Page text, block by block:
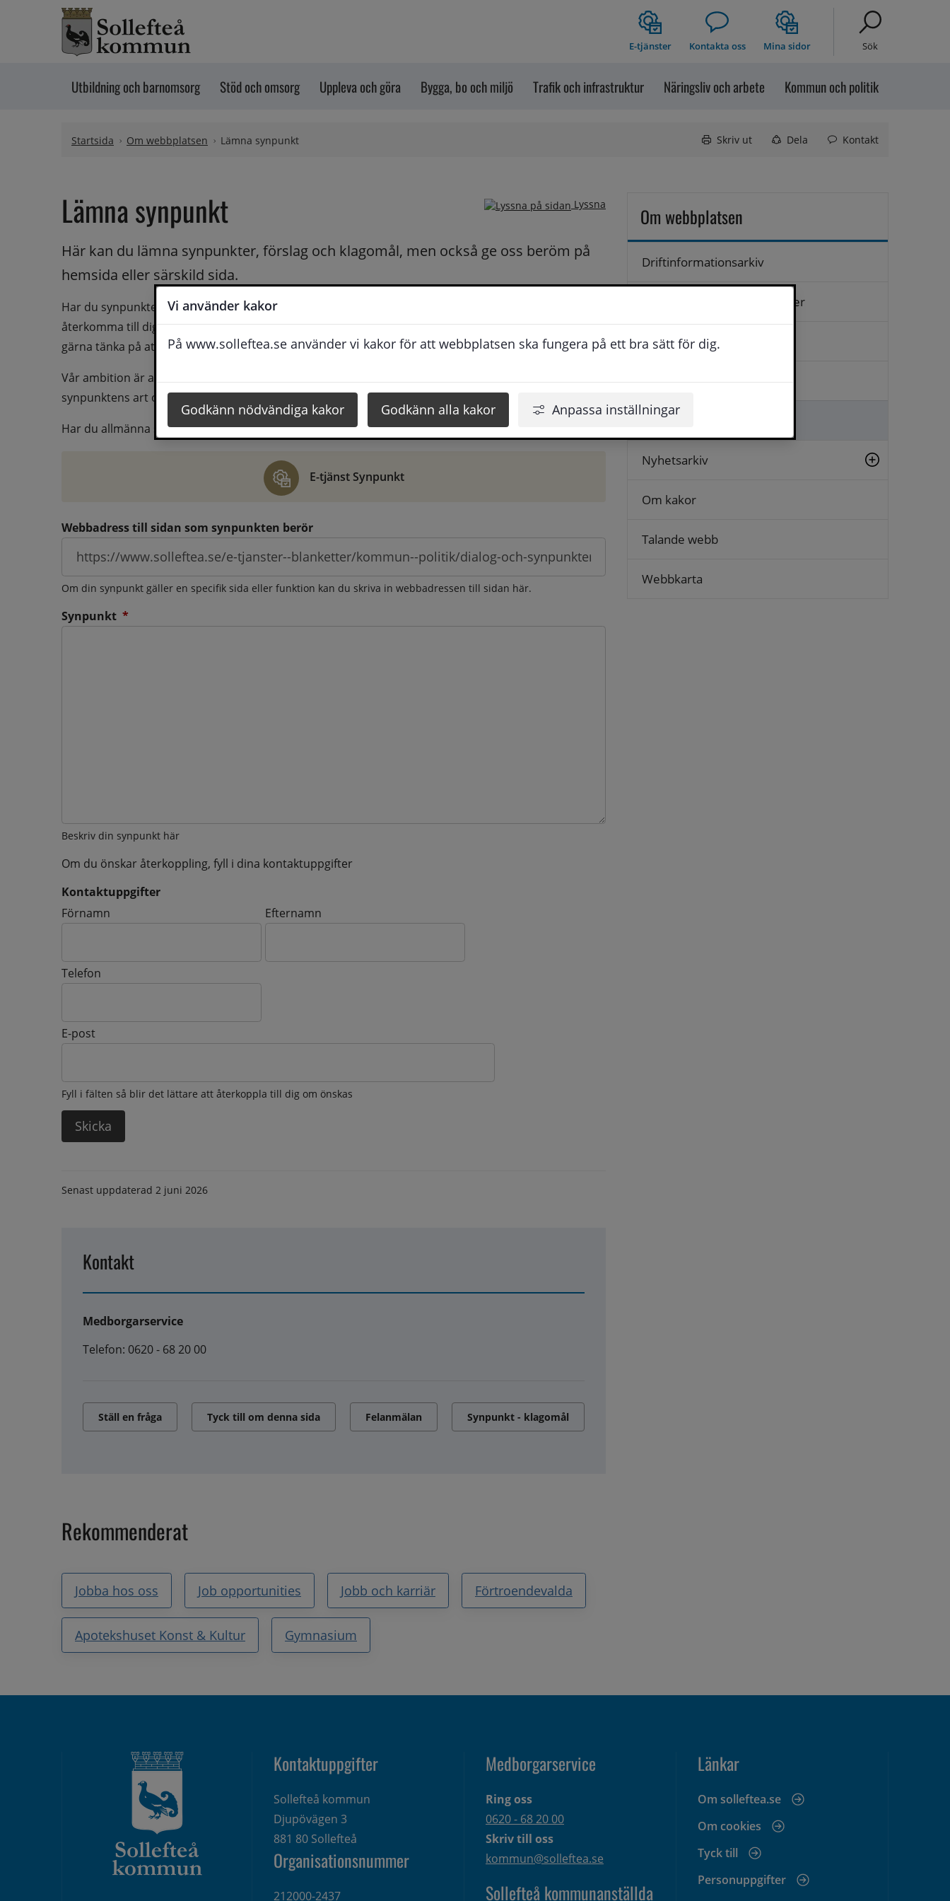
Vi använder kakor
På www.solleftea.se använder vi kakor för att webbplatsen ska fungera på ett bra sätt för dig.
Godkänn nödvändiga kakor Godkänn alla kakor Anpassa inställningar
Hoppa till innehåll
E-tjänster Kontakta oss Mina sidor Sök
Utbildning och barnomsorg Stöd och omsorg Uppleva och göra Bygga, bo och miljö Trafik och infrastruktur Näringsliv och arbete Kommun och politik
Startsida Om webbplatsen Lämna synpunkt Skriv ut Dela Kontakt
Lyssna
Lämna synpunkt
Här kan du lämna synpunkter, förslag och klagomål, men också ge oss beröm på
hemsida eller särskild sida.
Har du synpunkter på webbplatsen kan du skicka in dem via formuläret nedanför. Vill du att vi ska
återkomma till dig behöver du även fylla i dina kontaktuppgifter. När du skriver in din synpunkt får du
gärna tänka på att vara så tydlig som möjligt för att vi ska kunna hjälpa dig bättre.
Vår ambition är att besvara synpunkter så snart som möjligt, men svarstiden beror givetvis på
synpunktens art och omfång.
Har du allmänna synpunkter, klagomål eller beröm gör du det via e-tjänsten Synpunkt
E-tjänst Synpunkt
Webbadress till sidan som synpunkten berör
Om din synpunkt gäller en specifik sida eller funktion kan du skriva in webbadressen till sidan här.
Synpunkt *
Beskriv din synpunkt här
Om du önskar återkoppling, fyll i dina kontaktuppgifter
Kontaktuppgifter
Kontaktuppgifter
Förnamn Efternamn
Telefon
E-post
Fyll i fälten så blir det lättare att återkoppla till dig om önskas
Senast uppdaterad 2 juni 2026
Kontakt
Medborgarservice
Telefon: 0620 - 68 20 00
Ställ en fråga Tyck till om denna sida Felanmälan Synpunkt - klagomål
Rekommenderat
Jobba hos oss Job opportunities Jobb och karriär Förtroendevalda
Apotekshuset Konst & Kultur Gymnasium
Om webbplatsen
Driftinformationsarkiv
Hantering av personuppgifter
Kontakta oss
Logga in
Lämna synpunkt
Nyhetsarkiv
Om kakor
Talande webb
Webbkarta
Kontaktuppgifter
Sollefteå kommun
Djupövägen 3
881 80 Sollefteå
Organisationsnummer
212000-2437
Medborgarservice
Ring oss
0620 - 68 20 00
Skriv till oss
kommun@solleftea.se
Sollefteå kommunanställda
Länkar
Om solleftea.se
Om cookies
Tyck till
Personuppgifter